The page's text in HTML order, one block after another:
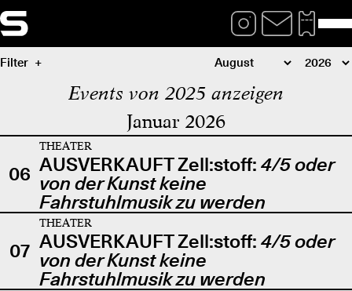
Filter
Events von 2025 anzeigen
Januar 2026
06
THEATER
AUSVERKAUFT Zell:stoff: 4/5 oder
von der Kunst keine
Fahrstuhlmusik zu werden
07
THEATER
AUSVERKAUFT Zell:stoff: 4/5 oder
von der Kunst keine
Fahrstuhlmusik zu werden